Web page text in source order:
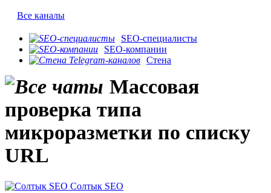
Все каналы
SEO-специалисты
SEO-компании
Стена
Массовая
проверка типа
микроразметки по списку
URL
Солтык SEO